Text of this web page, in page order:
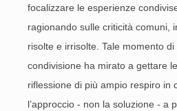
focalizzare le esperienze
ragionando sulle criticità comuni,
risolte e irrisolte. Tale momento
condivisione ha mirato a gettare
riflessione di più ampio respiro in
l’approccio - non la soluzione - a